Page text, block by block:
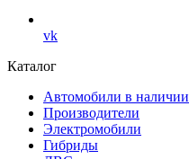
vk
Каталог
Автомобили в наличии
Производители
Электромобили
Гибриды